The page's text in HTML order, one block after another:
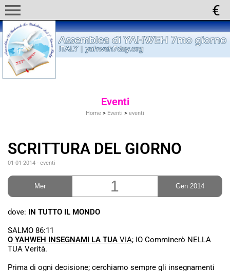
menu
Eventi
Home > Eventi > eventi
SCRITTURA DEL GIORNO
01-01-2014 - eventi
Mer 1 Gen 2014
dove: IN TUTTO IL MONDO
SALMO 86:11
O YAHWEH INSEGNAMI LA TUA VIA; IO Comminerò NELLA
TUA Verità.
Prima di ogni decisione; cerchiamo sempre gli insegnamenti